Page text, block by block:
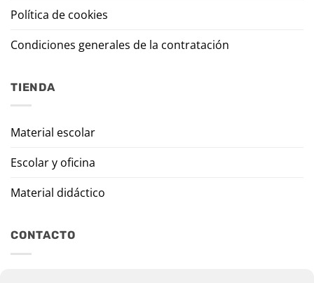
Política de cookies
Condiciones generales de la contratación
TIENDA
Material escolar
Escolar y oficina
Material didáctico
CONTACTO